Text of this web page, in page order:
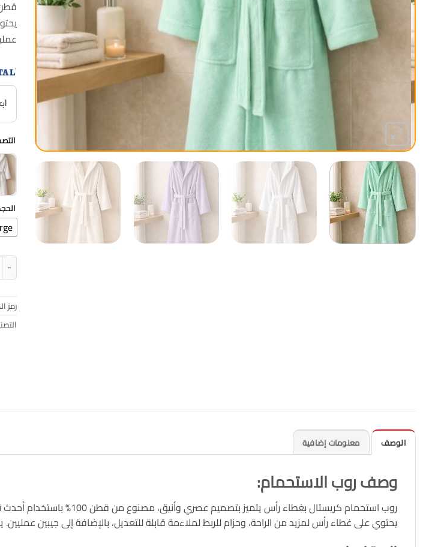
كمية
رمز
الوصف معلومات إضافية
وصف روب الاستحمام:
روب استحمام كريستال بغطاء رأس يتميز بتصميم عصري وأنيق، مصنوع من قطن 100% باستخدام أحدث تقنيات الأقمشة ليمنحك ملمسًا ناعمًا وسميكًا عالي الامتصاص.
يحتوي على غطاء رأس لمزيد من الراحة، وحزام للربط لملاءمة قابلة للتعديل، بالإضافة إلى جيبين